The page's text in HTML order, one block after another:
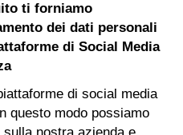
ti forniamo
dei dati personali
di Social Media
di social media
questo modo possiamo
nostra azienda e